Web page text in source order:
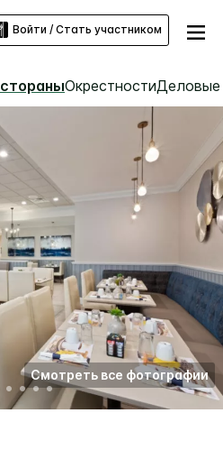
Войти / Стать участником
ОкрестностиДеловые
Смотреть все фотографии